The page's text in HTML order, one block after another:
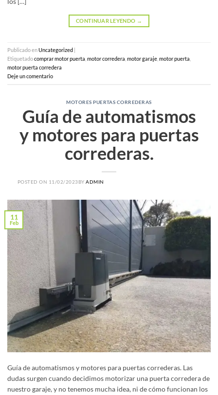
CONTINUAR LEYENDO →
Publicado enUncategorized
Etiquetadocomprar motor puerta motor corredera motor garaje motor puerta
motor puerta corredera
Deje un comentario
MOTORES PUERTAS CORREDERAS
Guía de automatismos
y motores para puertas
correderas.
POSTED ON 11/02/2023 BYADMIN
11
Feb
Guía de automatismos y motores para puertas correderas. Las
dudas surgen cuando decidimos motorizar una puerta corredera de
nuestro garaje, y no tenemos mucha idea, ni de cómo funcionan los